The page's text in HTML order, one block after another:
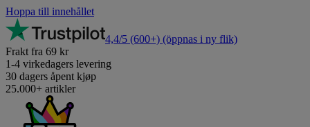
Hoppa till innehållet
4,4/5 (600+) (öppnas i ny flik)
Frakt fra 69 kr
1-4 virkedagers levering
30 dagers åpent kjøp
25.000+ artikler